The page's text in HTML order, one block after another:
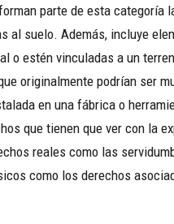
parte de esta categoría
al suelo. Además, incluye
o estén vinculadas a un
originalmente podrían ser
en una fábrica o
que tienen que ver con la
reales como las
como los derechos